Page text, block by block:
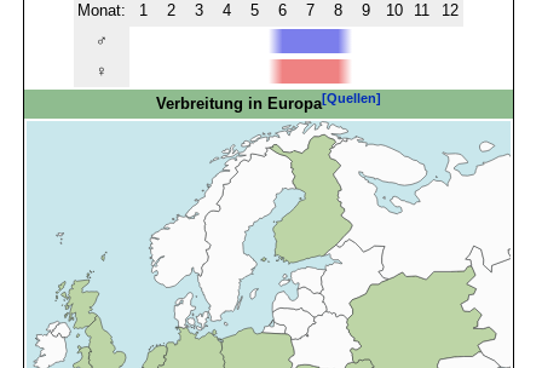
Monat:
1 2 3 4 5 6 7 8 9 10 11
12
♂
♀
Verbreitung in Europa[Quellen]